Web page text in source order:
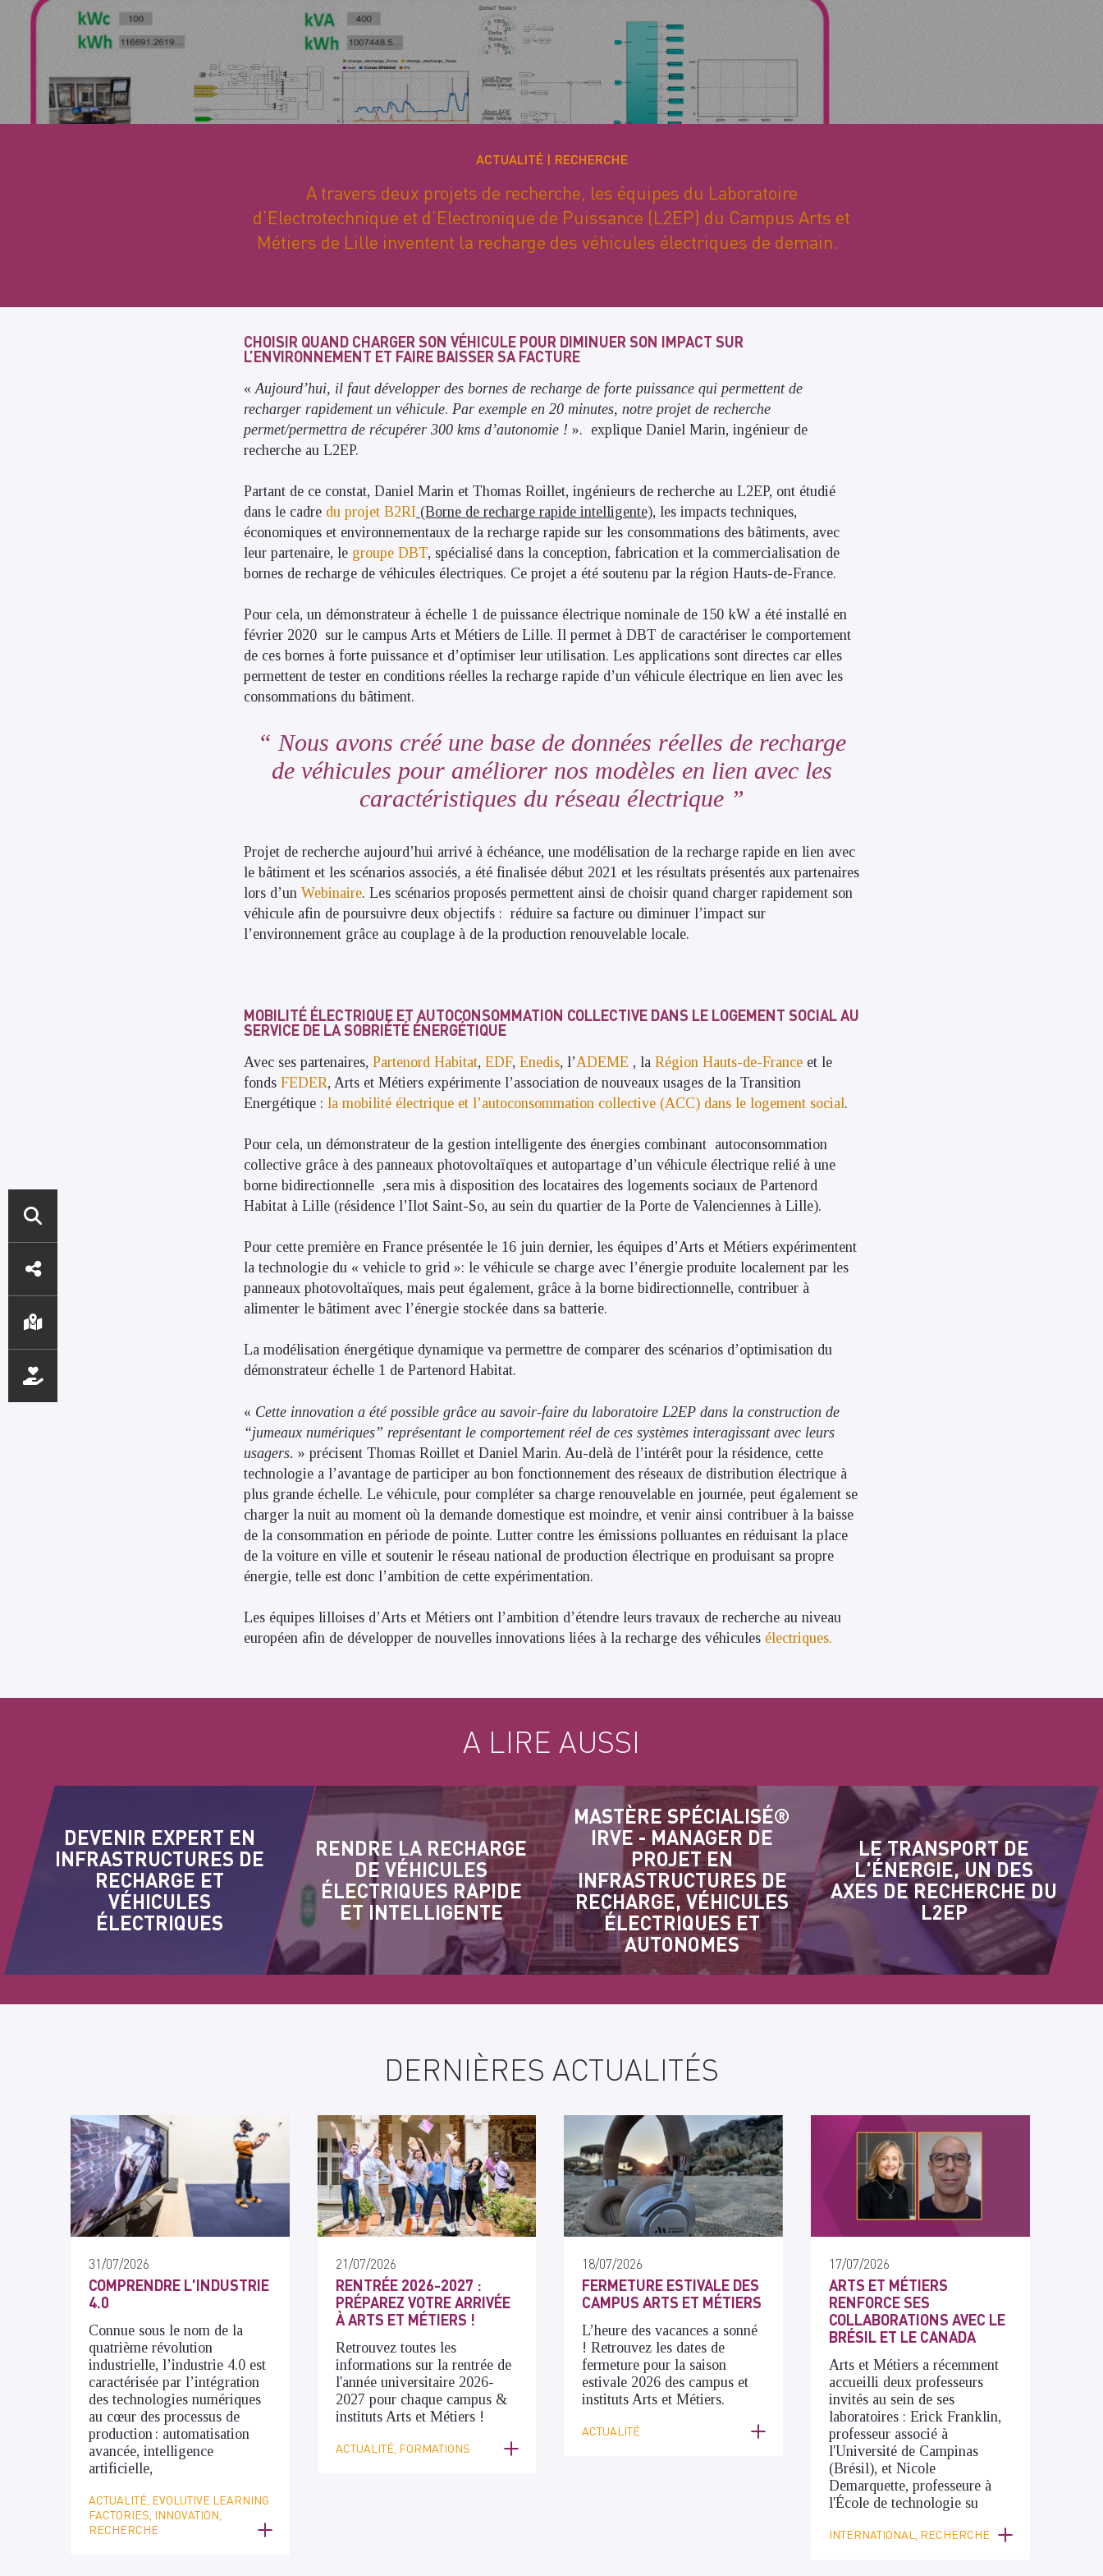
ACCÈS
DIRECTS
ACTUALITÉ RECHERCHE
A travers deux projets de recherche, les équipes du Laboratoire
d’Electrotechnique et d’Electronique de Puissance (L2EP) du Campus Arts et
Métiers de Lille inventent la recharge des véhicules électriques de demain.
CHOISIR QUAND CHARGER SON VÉHICULE POUR DIMINUER SON IMPACT SUR
L’ENVIRONNEMENT ET FAIRE BAISSER SA FACTURE
«Aujourd’hui, il faut développer des bornes de recharge de forte puissance qui permettent de
recharger rapidement un véhicule. Par exemple en 20 minutes, notre projet de recherche
permet/permettra de récupérer 300 kms d’autonomie ! ». explique Daniel Marin, ingénieur de
recherche au L2EP.
Partant de ce constat, Daniel Marin et Thomas Roillet, ingénieurs de recherche au L2EP, ont étudié
dans le cadre du projet B2RI (Borne de recharge rapide intelligente), les impacts techniques,
économiques et environnementaux de la recharge rapide sur les consommations des bâtiments, avec
leur partenaire, le groupe DBT, spécialisé dans la conception, fabrication et la commercialisation de
bornes de recharge de véhicules électriques. Ce projet a été soutenu par la région Hauts-de-France.
Pour cela, un démonstrateur à échelle 1 de puissance électrique nominale de 150 kW a été installé en
février 2020 sur le campus Arts et Métiers de Lille. Il permet à DBT de caractériser le comportement
de ces bornes à forte puissance et d’optimiser leur utilisation. Les applications sont directes car elles
permettent de tester en conditions réelles la recharge rapide d’un véhicule électrique en lien avec les
consommations du bâtiment.
Nous avons créé une base de données réelles de recharge
de véhicules pour améliorer nos modèles en lien avec les
caractéristiques du réseau électrique
Projet de recherche aujourd’hui arrivé à échéance, une modélisation de la recharge rapide en lien avec
le bâtiment et les scénarios associés, a été finalisée début 2021 et les résultats présentés aux partenaires
lors d’un Webinaire. Les scénarios proposés permettent ainsi de choisir quand charger rapidement son
véhicule afin de poursuivre deux objectifs : réduire sa facture ou diminuer l’impact sur
l’environnement grâce au couplage à de la production renouvelable locale.
MOBILITÉ ÉLECTRIQUE ET AUTOCONSOMMATION COLLECTIVE DANS LE LOGEMENT SOCIAL AU
SERVICE DE LA SOBRIÉTÉ ÉNERGÉTIQUE
Avec ses partenaires, Partenord Habitat, EDF, Enedis, l’ADEME , la Région Hauts-de-France et le
fonds FEDER, Arts et Métiers expérimente l’association de nouveaux usages de la Transition
Energétique : la mobilité électrique et l’autoconsommation collective (ACC) dans le logement social.
Pour cela, un démonstrateur de la gestion intelligente des énergies combinant autoconsommation
collective grâce à des panneaux photovoltaïques et autopartage d’un véhicule électrique relié à une
borne bidirectionnelle ,sera mis à disposition des locataires des logements sociaux de Partenord
Habitat à Lille (résidence l’Ilot Saint-So, au sein du quartier de la Porte de Valenciennes à Lille).
Pour cette première en France présentée le 16 juin dernier, les équipes d’Arts et Métiers expérimentent
la technologie du « vehicle to grid »: le véhicule se charge avec l’énergie produite localement par les
panneaux photovoltaïques, mais peut également, grâce à la borne bidirectionnelle, contribuer à
alimenter le bâtiment avec l’énergie stockée dans sa batterie.
La modélisation énergétique dynamique va permettre de comparer des scénarios d’optimisation du
démonstrateur échelle 1 de Partenord Habitat.
« Cette innovation a été possible grâce au savoir-faire du laboratoire L2EP dans la construction de
“jumeaux numériques” représentant le comportement réel de ces systèmes interagissant avec leurs
usagers. » précisent Thomas Roillet et Daniel Marin. Au-delà de l’intérêt pour la résidence, cette
technologie a l’avantage de participer au bon fonctionnement des réseaux de distribution électrique à
plus grande échelle. Le véhicule, pour compléter sa charge renouvelable en journée, peut également se
charger la nuit au moment où la demande domestique est moindre, et venir ainsi contribuer à la baisse
de la consommation en période de pointe. Lutter contre les émissions polluantes en réduisant la place
de la voiture en ville et soutenir le réseau national de production électrique en produisant sa propre
énergie, telle est donc l’ambition de cette expérimentation.
Les équipes lilloises d’Arts et Métiers ont l’ambition d’étendre leurs travaux de recherche au niveau
européen afin de développer de nouvelles innovations liées à la recharge des véhicules électriques.
A LIRE AUSSI
DEVENIR EXPERT EN
INFRASTRUCTURES DE
RECHARGE ET
VÉHICULES
ÉLECTRIQUES
RENDRE LA RECHARGE
DE VÉHICULES
ÉLECTRIQUES RAPIDE
ET INTELLIGENTE
MASTÈRE SPÉCIALISÉ®
IRVE - MANAGER DE
PROJET EN
INFRASTRUCTURES DE
RECHARGE, VÉHICULES
ÉLECTRIQUES ET
AUTONOMES
LE TRANSPORT DE
L'ÉNERGIE, UN DES
AXES DE RECHERCHE DU
L2EP
DERNIÈRES ACTUALITÉS
31/07/2026
COMPRENDRE L'INDUSTRIE
4.0
Connue sous le nom de la
quatrième révolution
industrielle, l’industrie 4.0 est
caractérisée par l’intégration
des technologies numériques
au cœur des processus de
production : automatisation
avancée, intelligence
artificielle,
ACTUALITÉ, EVOLUTIVE LEARNING
FACTORIES, INNOVATION,
RECHERCHE
21/07/2026
RENTRÉE 2026-2027 :
PRÉPAREZ VOTRE ARRIVÉE
À ARTS ET MÉTIERS !
Retrouvez toutes les
informations sur la rentrée de
l'année universitaire 2026-
2027 pour chaque campus &
instituts Arts et Métiers !
ACTUALITÉ, FORMATIONS
18/07/2026
FERMETURE ESTIVALE DES
CAMPUS ARTS ET MÉTIERS
L’heure des vacances a sonné
! Retrouvez les dates de
fermeture pour la saison
estivale 2026 des campus et
instituts Arts et Métiers.
ACTUALITÉ
17/07/2026
ARTS ET MÉTIERS
RENFORCE SES
COLLABORATIONS AVEC LE
BRÉSIL ET LE CANADA
Arts et Métiers a récemment
accueilli deux professeurs
invités au sein de ses
laboratoires : Erick Franklin,
professeur associé à
l'Université de Campinas
(Brésil), et Nicole
Demarquette, professeure à
l'École de technologie su
INTERNATIONAL, RECHERCHE